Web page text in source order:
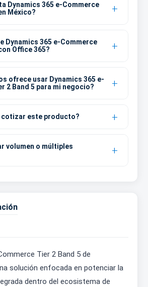
Dynamics 365 e-Commerce
México?
Dynamics 365 e-Commerce
Office 365?
ofrece usar Dynamics 365 e-
2 Band 5 para mi negocio?
cotizar este producto?
volumen o múltiples
Tier 2 Band 5 de
solución enfocada en potenciar la
dentro del ecosistema de